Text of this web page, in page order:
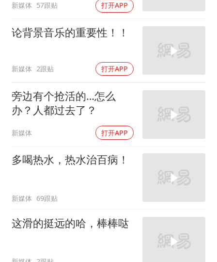
新媒体 57跟贴 打开APP
论背景音乐的重要性！！
新媒体 2跟贴 打开APP
旁边有个抢活的…怎么
办？人都过去了？
新媒体 打开APP
多喝热水，热水治百病！
新媒体 69跟贴
这滑的挺远的哈，棒棒哒